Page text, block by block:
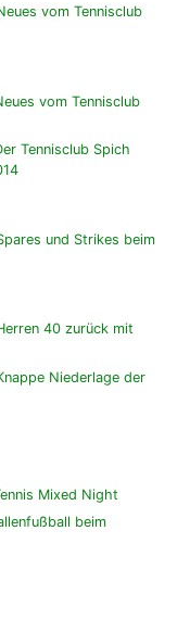
vom Tennisclub
vom Tennisclub
Tennisclub Spich
und Strikes beim
40 zurück mit
Niederlage der
Mixed Night
beim